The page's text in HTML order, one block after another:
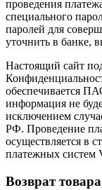
проведения
специального
паролей для
уточнить в банке,
Настоящий сайт
обеспечивается
информация не
исключением
РФ. Проведение
осуществляется в
платежных систем
Возврат товара